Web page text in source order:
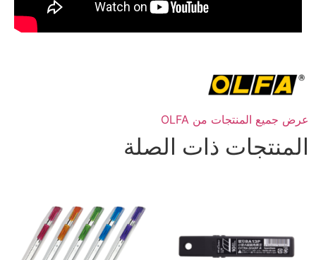
عرض جميع المنتجات من OLFA
المنتجات ذات الصلة